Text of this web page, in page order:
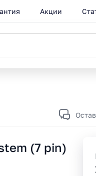
Акции
(7 pin)